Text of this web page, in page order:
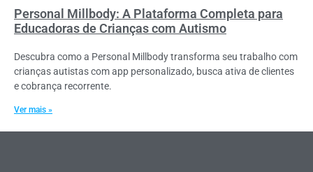
Personal Millbody: A Plataforma Completa para
Educadoras de Crianças com Autismo
Descubra como a Personal Millbody transforma seu trabalho com
crianças autistas com app personalizado, busca ativa de clientes
e cobrança recorrente.
Ver mais »